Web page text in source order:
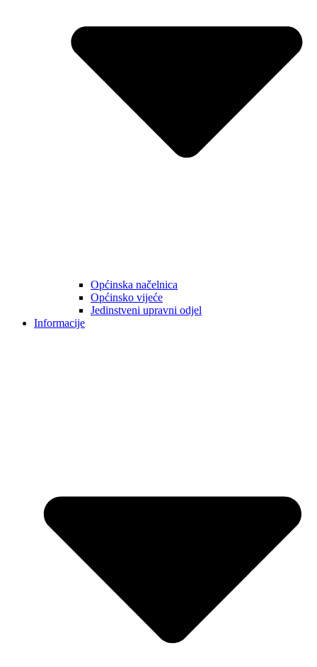
Općinska načelnica
Općinsko vijeće
Jedinstveni upravni odjel
Informacije